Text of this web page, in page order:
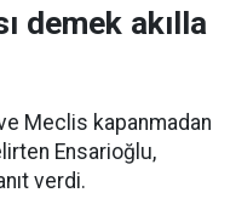
demek akılla
Meclis kapanmadan
Ensarioğlu,
verdi.